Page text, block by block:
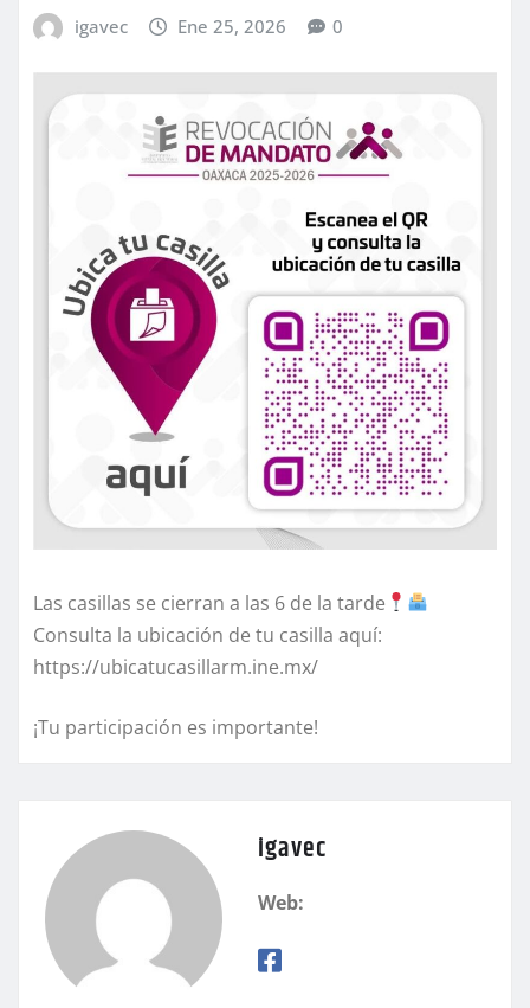
igavec Ene 25, 2026 0
Las casillas se cierran a las 6 de la tarde
Consulta la ubicación de tu casilla aquí:
https://ubicatucasillarm.ine.mx/
¡Tu participación es importante!
igavec
Web: